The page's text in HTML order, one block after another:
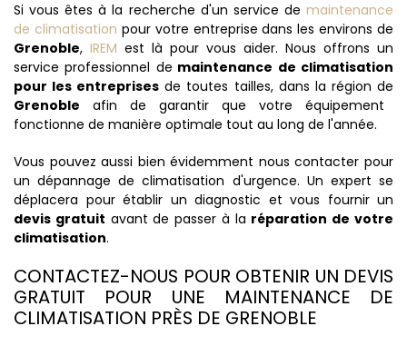
Si vous êtes à la recherche d'un service de maintenance
de climatisation pour votre entreprise dans les environs de
Grenoble, IREM est là pour vous aider. Nous offrons un
service professionnel de maintenance de climatisation
pour les entreprises de toutes tailles, dans la région de
Grenoble afin de garantir que votre équipement
fonctionne de manière optimale tout au long de l'année.
Vous pouvez aussi bien évidemment nous contacter pour
un dépannage de climatisation d'urgence. Un expert se
déplacera pour établir un diagnostic et vous fournir un
devis gratuit avant de passer à la réparation de votre
climatisation.
CONTACTEZ-NOUS POUR OBTENIR UN DEVIS
GRATUIT POUR UNE MAINTENANCE DE
CLIMATISATION PRÈS DE GRENOBLE